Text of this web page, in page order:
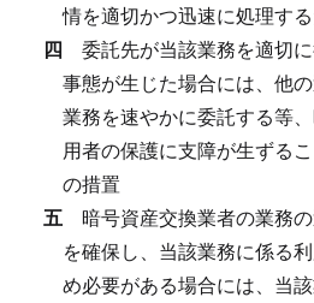
情を適切かつ迅速に処理す
四 委託先が当該業務を適切
事態が生じた場合には、他
業務を速やかに委託する等
用者の保護に支障が生ずる
の措置
五 暗号資産交換業者の業務
を確保し、当該業務に係る
め必要がある場合には、当